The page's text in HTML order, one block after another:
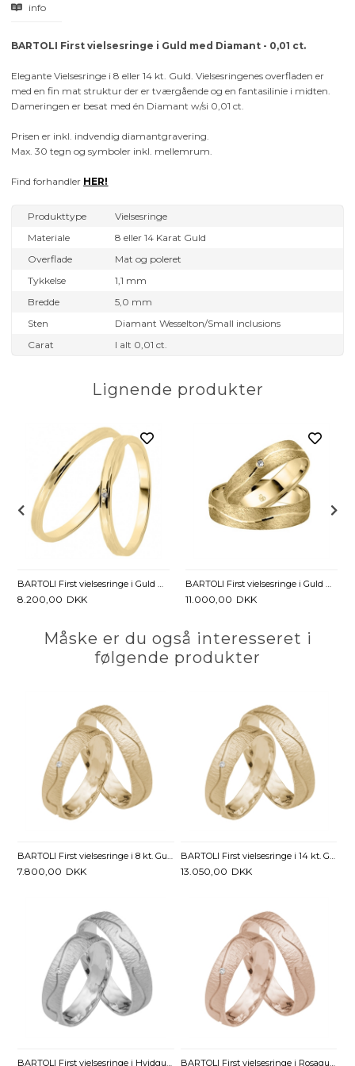
info
BARTOLI First vielsesringe i Guld med Diamant - 0,01 ct.
Elegante Vielsesringe i 8 eller 14 kt. Guld. Vielsesringenes overfladen er
med en fin mat struktur der er tværgående og en fantasilinie i midten.
Dameringen er besat med én Diamant w/si 0,01 ct.
Prisen er inkl. indvendig diamantgravering.
Max. 30 tegn og symboler inkl. mellemrum.
Find forhandler HER!
Produkttype
Vielsesringe
Materiale
8 eller 14 Karat Guld
Overflade
Mat og poleret
Tykkelse
1,1 mm
Bredde
5,0 mm
Sten
Diamant Wesselton/Small inclusions
Carat
I alt 0,01 ct.
Lignende produkter
BARTOLI First vielsesringe i Guld med Diamant 0,01 ct - 2 mm
8.200,00 DKK
BARTOLI First vielsesringe i Guld med Diamant 0,01 ct - 5 mm
11.000,00 DKK
Måske er du også interesseret i
følgende produkter
BARTOLI First vielsesringe i 8 kt. Guld med Diamant 0,01 ct - 5 mm
7.800,00 DKK
BARTOLI First vielsesringe i 14 kt. Guld med Diamant 0,01 ct - 5 mm
13.050,00 DKK